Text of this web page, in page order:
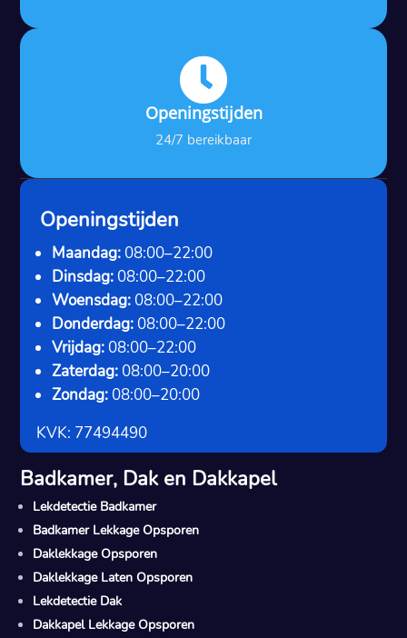

Openingstijden
24/7 bereikbaar
Openingstijden
Maandag: 08:00–22:00
Dinsdag: 08:00–22:00
Woensdag: 08:00–22:00
Donderdag: 08:00–22:00
Vrijdag: 08:00–22:00
Zaterdag: 08:00–20:00
Zondag: 08:00–20:00
KVK: 77494490
Badkamer, Dak en Dakkapel
Lekdetectie Badkamer
Badkamer Lekkage Opsporen
Daklekkage Opsporen
Daklekkage Laten Opsporen
Lekdetectie Dak
Dakkapel Lekkage Opsporen